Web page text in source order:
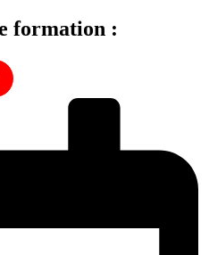
formation :